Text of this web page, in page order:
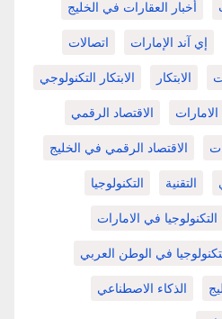
أخبار العقارات في الخليج
إي آند الإمارات اتصالات
الابتكار الابتكار التكنولوجي
الاقتصاد الرقمي
الاقتصاد الرقمي في الخليج
التقنية التكنولوجيا
التكنولوجيا في الامارات
في الوطن العربي
الذكاء الاصطناعي